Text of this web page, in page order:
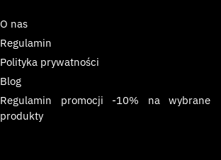
O nas
Regulamin
Polityka prywatności
Blog
Regulamin promocji -10% na wybrane
produkty